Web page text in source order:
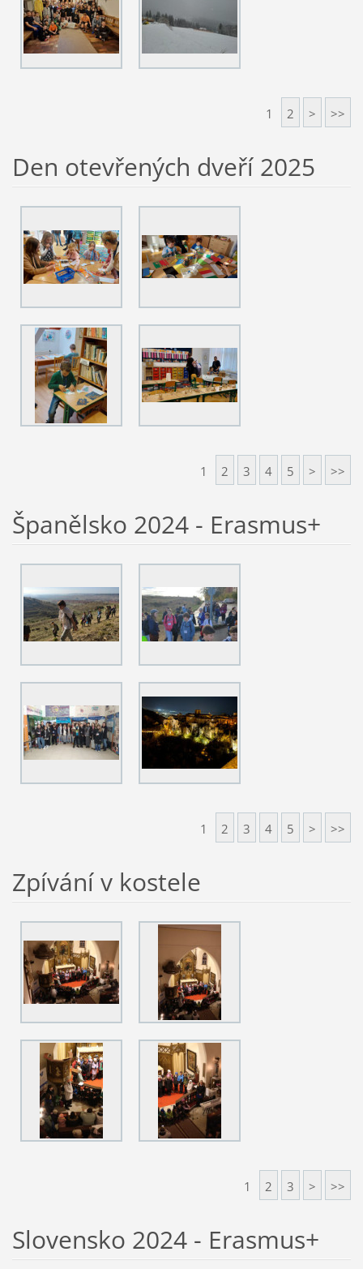
1 2 > >>
Den otevřených dveří 2025
1 2 3 4 5 > >>
Španělsko 2024 - Erasmus+
1 2 3 4 5 > >>
Zpívání v kostele
1 2 3 > >>
Slovensko 2024 - Erasmus+